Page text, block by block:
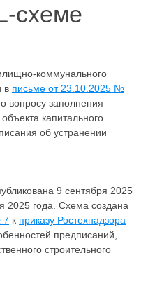
схеме
коммунального
в письме от 23.10.2025 №
вопросу заполнения
капитального
об устранении
9 сентября 2025
2025 года. Схема создана
7 к приказу Ростехнадзора
предписаний,
строительного